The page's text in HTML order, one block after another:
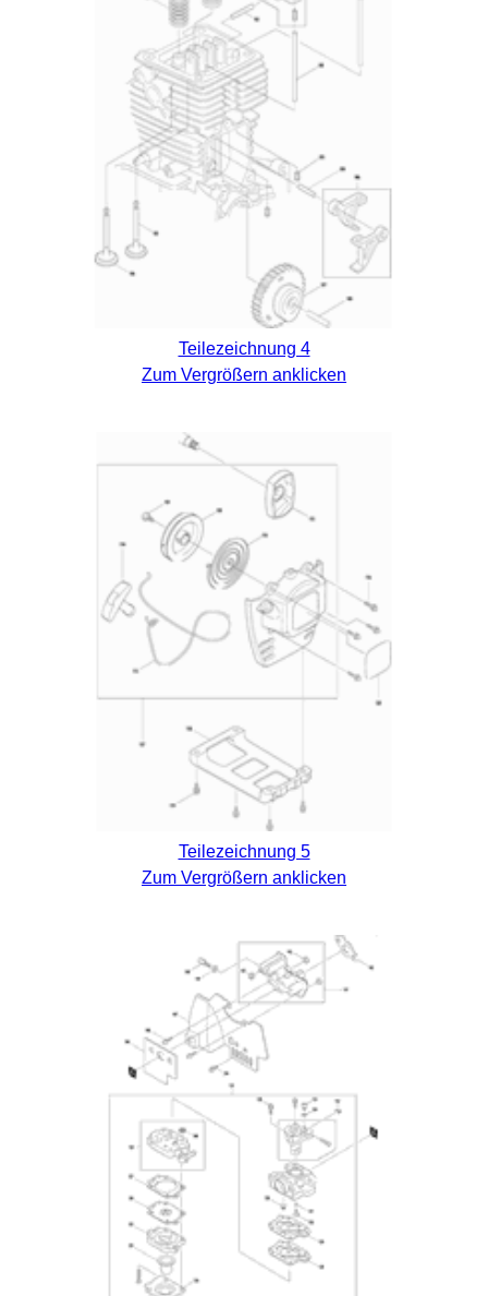
Teilezeichnung 4
Zum Vergrößern anklicken
Teilezeichnung 5
Zum Vergrößern anklicken